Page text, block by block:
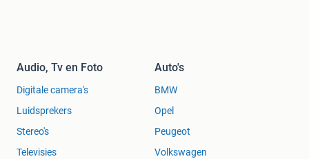
Audio, Tv en Foto
Digitale camera's
Luidsprekers
Stereo's
Televisies
Auto's
BMW
Opel
Peugeot
Volkswagen